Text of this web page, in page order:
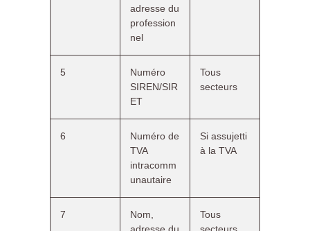
adresse du
profession
nel
5
Numéro
SIREN/SIR
ET
Tous
secteurs
6
Numéro de
TVA
intracomm
unautaire
Si assujetti
à la TVA
7
Nom,
adresse du
Tous
secteurs